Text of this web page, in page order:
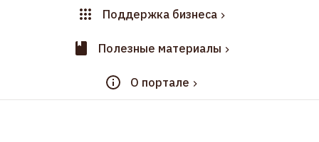
Поддержка бизнеса
Полезные материалы
О портале